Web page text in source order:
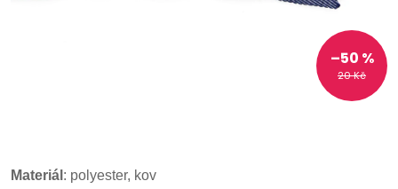
20 Kč
–50 %
Materiál : polyester, kov